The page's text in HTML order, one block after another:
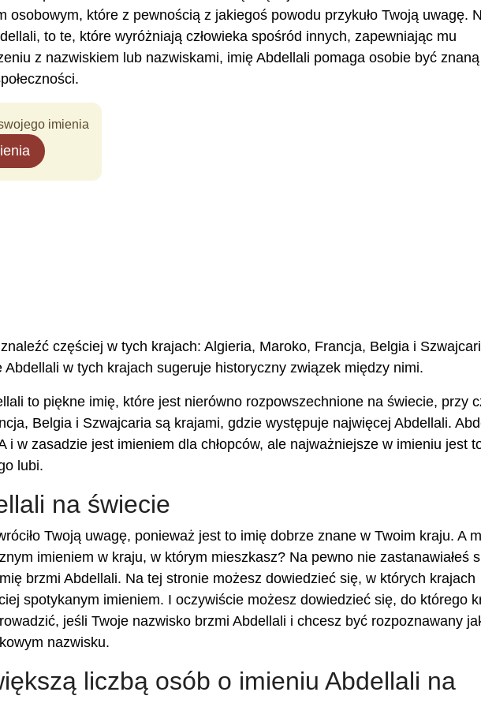
osobowym, które z pewnością z jakiegoś powodu przykuło Twoją uwagę.
to te, które wyróżniają człowieka spośród innych, zapewniając mu
z nazwiskiem lub nazwiskami, imię Abdellali pomaga osobie być
imienia
częściej w tych krajach: Algieria, Maroko, Francja, Belgia i
Abdellali w tych krajach sugeruje historyczny związek między nimi.
to piękne imię, które jest nierówno rozpowszechnione na świecie, przy
Belgia i Szwajcaria są krajami, gdzie występuje najwięcej Abdellali.
i w zasadzie jest imieniem dla chłopców, ale najważniejsze w imieniu jest
lubi.
na świecie
Twoją uwagę, ponieważ jest to imię dobrze znane w Twoim kraju. A
imieniem w kraju, w którym mieszkasz? Na pewno nie zastanawiałeś
brzmi Abdellali. Na tej stronie możesz dowiedzieć się, w których krajach
spotykanym imieniem. I oczywiście możesz dowiedzieć się, do którego
jeśli Twoje nazwisko brzmi Abdellali i chcesz być rozpoznawany
nazwisku.
liczbą osób o imieniu Abdellali na